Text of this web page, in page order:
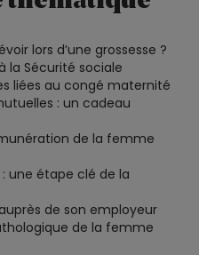
lors d’une grossesse ?
la Sécurité sociale
liées au congé maternité
: un cadeau
de la femme
une étape clé de la
de son employeur
de la femme